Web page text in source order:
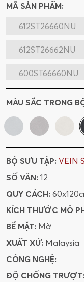
MÃ SẢN PHẨM:
612ST26660NU
612ST26662NU
600ST66660NU
600ST66662NU
918ST89662N
MÀU SẮC TRONG
BỘ SƯU TẬP: VEIN
SỐ VÂN: 12
QUY CÁCH:
KÍCH THƯỚC MÔ
BỀ MẶT: Mờ
XUẤT XỨ: Malaysia
CÔNG NGHỆ:
ĐỘ CHỐNG TRƯỢT: